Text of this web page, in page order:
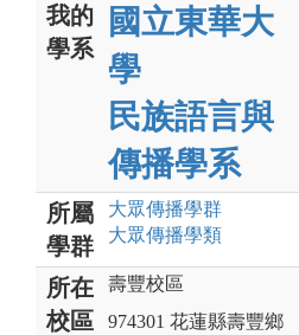
我的
學系
國立東華大
學
民族語言與
傳播學系
所屬
學群
大眾傳播學群
大眾傳播學類
所在
校區
壽豐校區
974301 花蓮縣壽豐鄉